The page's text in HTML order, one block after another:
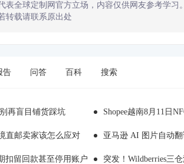
表全球定制网官方立场，内容仅供网友参考学
转载请联系原出处
告 问答 百科 搜索
再盲目铺货踩坑 Shopee越南8月11日
直邮卖家该怎么应对 亚马逊 AI 图片自动
扣留回款甚至停用账户 突发！Wildberries三仓